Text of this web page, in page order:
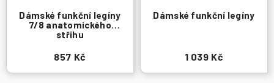
Dámské funkční legíny
7/8 anatomického
střihu
857 Kč
Dámské funkční legíny
1 039 Kč